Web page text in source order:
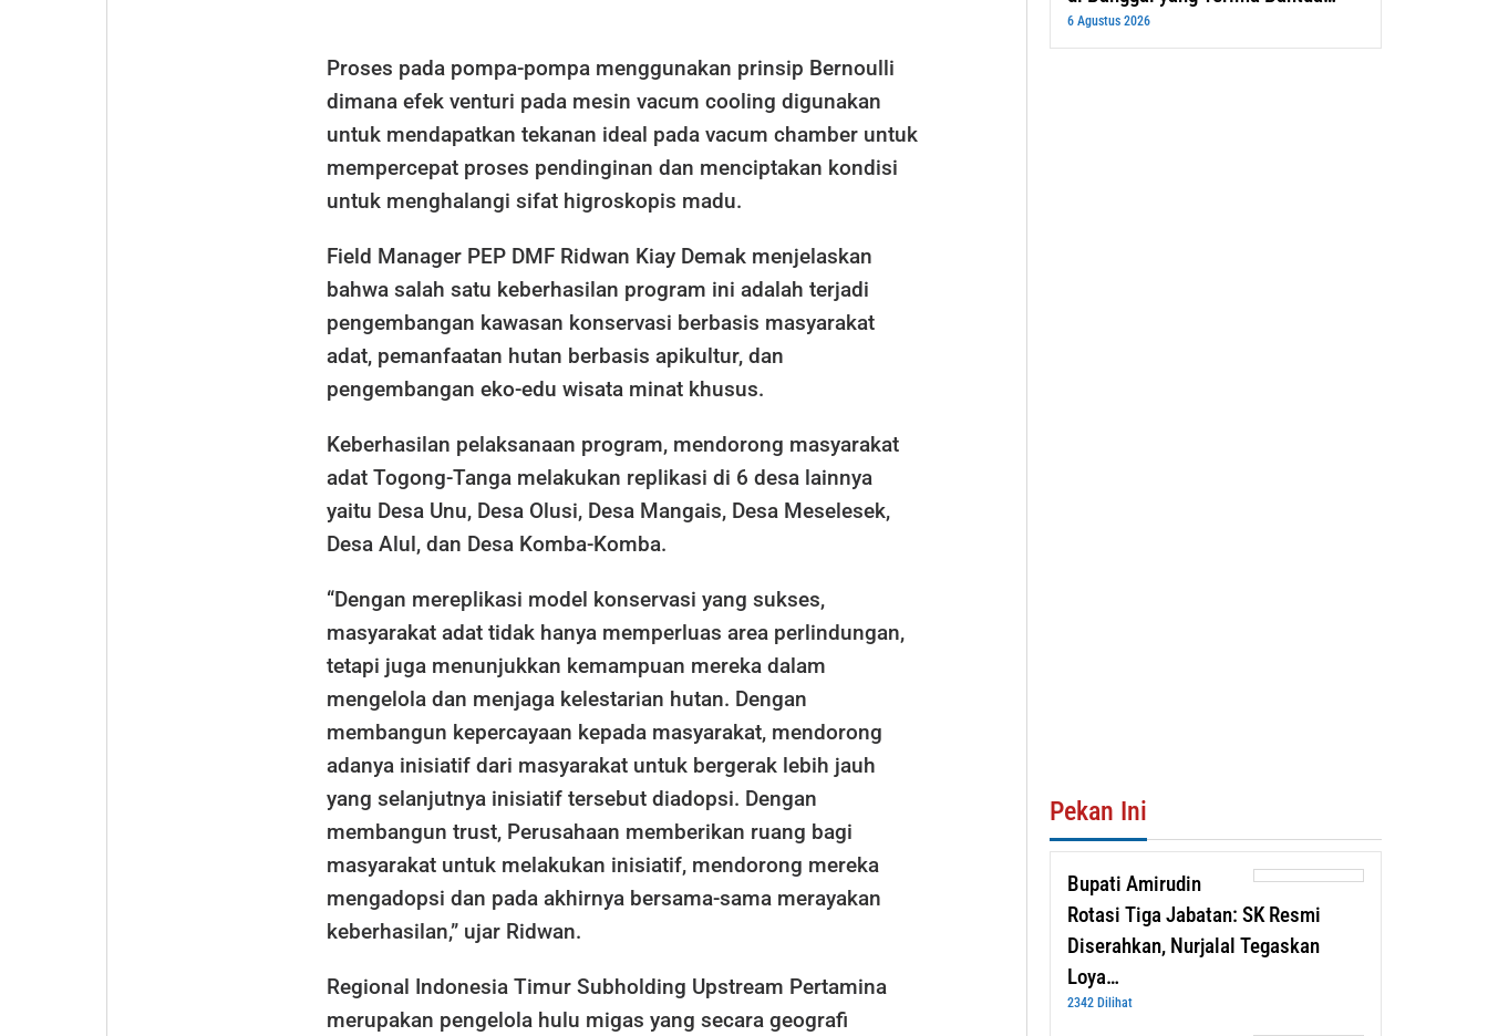
Proses pada pompa-pompa menggunakan prinsip Bernoulli
dimana efek venturi pada mesin vacum cooling digunakan
untuk mendapatkan tekanan ideal pada vacum chamber untuk
mempercepat proses pendinginan dan menciptakan kondisi
untuk menghalangi sifat higroskopis madu.
Field Manager PEP DMF Ridwan Kiay Demak menjelaskan
bahwa salah satu keberhasilan program ini adalah terjadi
pengembangan kawasan konservasi berbasis masyarakat
adat, pemanfaatan hutan berbasis apikultur, dan
pengembangan eko-edu wisata minat khusus.
Keberhasilan pelaksanaan program, mendorong masyarakat
adat Togong-Tanga melakukan replikasi di 6 desa lainnya
yaitu Desa Unu, Desa Olusi, Desa Mangais, Desa Meselesek,
Desa Alul, dan Desa Komba-Komba.
“Dengan mereplikasi model konservasi yang sukses,
masyarakat adat tidak hanya memperluas area perlindungan,
tetapi juga menunjukkan kemampuan mereka dalam
mengelola dan menjaga kelestarian hutan. Dengan
membangun kepercayaan kepada masyarakat, mendorong
adanya inisiatif dari masyarakat untuk bergerak lebih jauh
yang selanjutnya inisiatif tersebut diadopsi. Dengan
membangun trust, Perusahaan memberikan ruang bagi
masyarakat untuk melakukan inisiatif, mendorong mereka
mengadopsi dan pada akhirnya bersama-sama merayakan
keberhasilan,” ujar Ridwan.
Regional Indonesia Timur Subholding Upstream Pertamina
merupakan pengelola hulu migas yang secara geografi
6 Agustus 2026
Pekan Ini
Bupati Amirudin
Rotasi Tiga Jabatan: SK Resmi
Diserahkan, Nurjalal Tegaskan
Loya…
2342 Dilihat